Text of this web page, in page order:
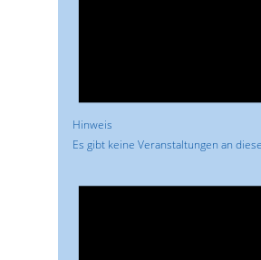
Hinweis
Es gibt keine Veranstaltungen an